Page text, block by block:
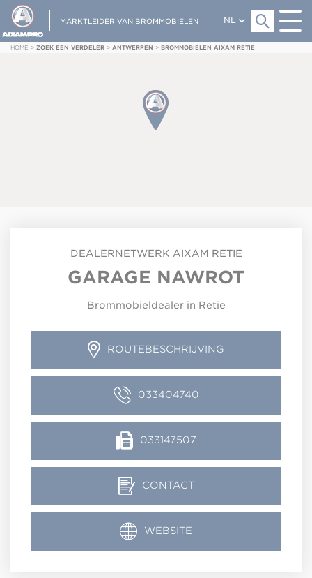
MARKTLEIDER VAN BROMMOBIELEN NL
HOME > ZOEK EEN VERDELER > ANTWERPEN > BROMMOBIELEN AIXAM RETIE
DEALERNETWERK AIXAM RETIE
GARAGE NAWROT
Brommobieldealer in Retie
ROUTEBESCHRIJVING
033404740
033147507
CONTACT
WEBSITE